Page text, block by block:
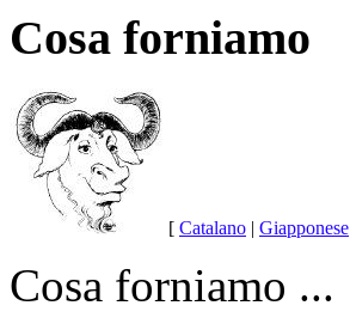
Cosa forniamo
[ Catalano | Giapponese
Cosa forniamo ...